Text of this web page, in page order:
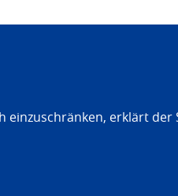
erklärt der